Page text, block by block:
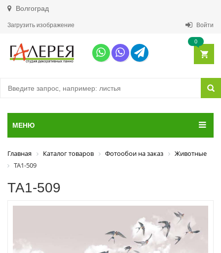
Волгоград
Загрузить изображение Войти
0
МЕНЮ
Главная Каталог товаров Фотообои на заказ
Животные
ТА1-509
ТА1-509